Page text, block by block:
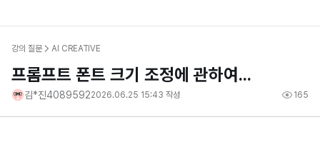
강의 질문 AI CREATIVE
프롬프트 폰트 크기 조정에 관하여...
김*진40895922026.06.25 15:43 작성 165